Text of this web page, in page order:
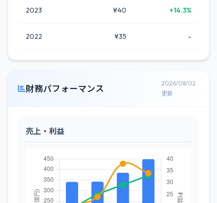
2023 ¥40 +14.3%
2022 ¥35 -
財務パフォーマンス
2026/08/02
更新
売上・利益